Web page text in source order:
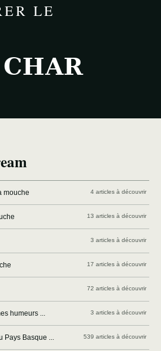
LE
mouche 4 articles à découvrir
13 articles à découvrir
3 articles à découvrir
17 articles à découvrir
72 articles à découvrir
humeurs ... 3 articles à découvrir
Pays Basque ... 539 articles à découvrir